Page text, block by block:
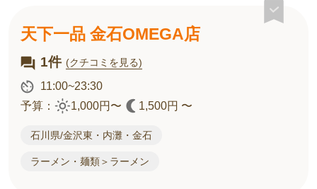
天下一品 金石OMEGA店
1件 (クチコミを見る)
11:00~23:30
予算：
1,000円〜 1,500円 〜
石川県/金沢東・内灘・金石
ラーメン・麺類＞ラーメン